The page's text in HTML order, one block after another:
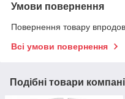
Умови повернення
Повернення товару
Всі умови повернення
Подібні товари